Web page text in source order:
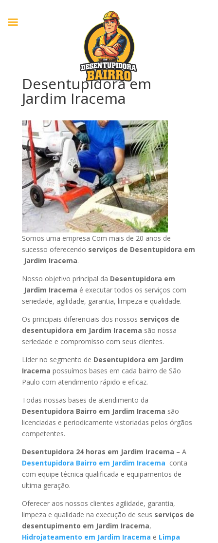
Desentupidora em
Jardim Iracema
Somos uma empresa Com mais de 20 anos de
sucesso oferecendo serviços de Desentupidora em
Jardim Iracema.
Nosso objetivo principal da Desentupidora em
Jardim Iracema é executar todos os serviços com
seriedade, agilidade, garantia, limpeza e qualidade.
Os principais diferenciais dos nossos serviços de
desentupidora em Jardim Iracema são nossa
seriedade e compromisso com seus clientes.
Líder no segmento de Desentupidora em Jardim
Iracema possuímos bases em cada bairro de São
Paulo com atendimento rápido e eficaz.
Todas nossas bases de atendimento da
Desentupidora Bairro em Jardim Iracema são
licenciadas e periodicamente vistoriadas pelos órgãos
competentes.
Desentupidora 24 horas em Jardim Iracema – A
Desentupidora Bairro em Jardim Iracema conta
com equipe técnica qualificada e equipamentos de
ultima geração.
Oferecer aos nossos clientes agilidade, garantia,
limpeza e qualidade na execução de seus serviços de
desentupimento em Jardim Iracema,
Hidrojateamento em Jardim Iracema e Limpa